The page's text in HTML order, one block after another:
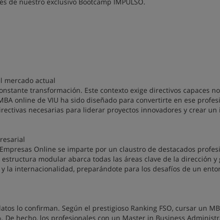
mercado actual
transformación. Este contexto exige directivos capaces
online de VIU ha sido diseñado para convertirte en ese
necesarias para liderar proyectos innovadores y crear un
Online se imparte por un claustro de destacados
modular abarca todas las áreas clave de la dirección y
la internacionalidad, preparándote para los desafíos de un
lo confirman. Según el prestigioso Ranking FSO, cursar un
hecho, los profesionales con un Master in Business